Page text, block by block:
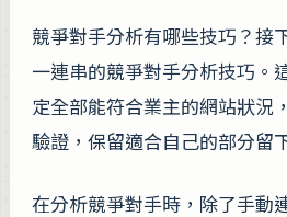
競爭對手分析有哪些技巧？接
一連串的競爭對手分析技巧。
定全部能符合業主的網站狀況
驗證，保留適合自己的部分留
在分析競爭對手時，除了手動